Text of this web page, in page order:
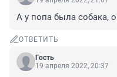
А у попа была собака,
ОТВЕТИТЬ
Гость
19 апреля 2022, 20:37